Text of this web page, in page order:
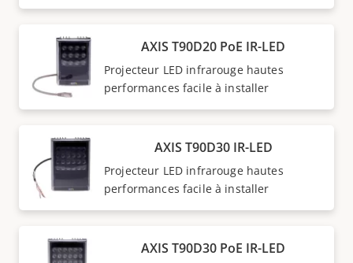
AXIS T90D20 PoE IR-LED
Projecteur LED infrarouge hautes
performances facile à installer
AXIS T90D30 IR-LED
Projecteur LED infrarouge hautes
performances facile à installer
AXIS T90D30 PoE IR-LED